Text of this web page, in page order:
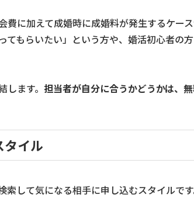
に加えて成婚時に成婚料が発生するケース
てもらいたい」という方や、婚活初心者の
ます。 担当者が自分に合うかどうかは、
タイル
して気になる相手に申し込むスタイルで